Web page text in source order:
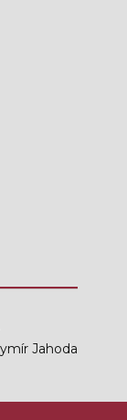
Jahoda